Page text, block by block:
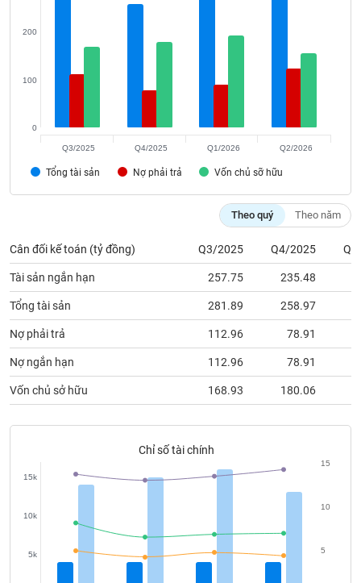
Tổng tài sản Nợ phải trả Vốn chủ sỡ hữu
0
100
200
Q3/2025 Q4/2025 Q1/2026 Q2/2026
Theo quý Theo năm
Cân đối kế toán (tỷ đồng) Q3/2025 Q4/2025
Tài sản ngắn hạn 257.75 235.48
Tổng tài sản 281.89 258.97
Nợ phải trả 112.96 78.91
Nợ ngắn hạn 112.96 78.91
Vốn chủ sở hữu 168.93 180.06
Chỉ số tài chính
5k
10k
15k
5
10
15
chính
Công
cụ
tư
thông
chính
chính